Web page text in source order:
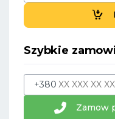
Szybkie
+380
Zamow